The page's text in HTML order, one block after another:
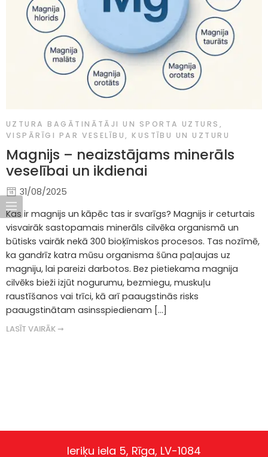
UZTURA BAGĀTINĀTĀJI UN SPORTA UZTURS ,
VISPĀRĪGI PAR VESELĪBU, KUSTĪBU UN UZTURU
Magnijs – neaizstājams minerāls
veselībai un ikdienai
31/08/2025
Kas ir magnijs un kāpēc tas ir svarīgs? Magnijs ir ceturtais
visvairāk sastopamais minerāls cilvēka organismā un
būtisks vairāk nekā 300 bioķīmiskos procesos. Tas nozīmē,
ka gandrīz katra mūsu organisma šūna paļaujas uz
magniju, lai pareizi darbotos. Bez pietiekama magnija
cilvēks bieži izjūt nogurumu, bezmiegu, muskuļu
raustīšanos vai trīci, kā arī paaugstinās risks
paaugstinātam asinsspiedienam […]
LASĪT VAIRĀK ➞
Ieriķu iela 5, Rīga, LV-1084